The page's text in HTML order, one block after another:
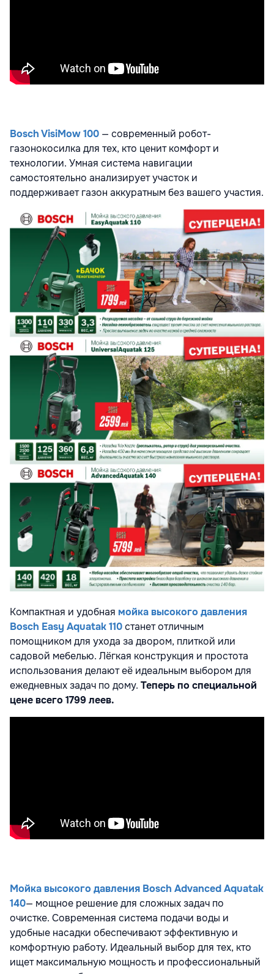
Bosch VisiMow 100 — современный робот-
газонокосилка для тех, кто ценит комфорт и
технологии. Умная система навигации
самостоятельно анализирует участок и
поддерживает газон аккуратным без вашего участия.
Компактная и удобная мойка высокого давления
Bosch Easy Aquatak 110станет отличным
помощником для ухода за двором, плиткой или
садовой мебелью. Лёгкая конструкция и простота
использования делают её идеальным выбором для
ежедневных задач по дому. Теперь по специальной
цене всего 1799 леев.
Мойка высокого давления Bosch Advanced Aquatak
140— мощное решение для сложных задач по
очистке. Современная система подачи воды и
удобные насадки обеспечивают эффективную и
комфортную работу. Идеальный выбор для тех, кто
ищет максимальную мощность и профессиональный